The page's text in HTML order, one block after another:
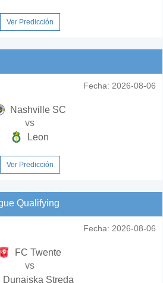
Ver Predicción
Fecha: 2026-08-06
Nashville SC
vs
Leon
Ver Predicción
Qualifying
Fecha: 2026-08-06
FC Twente
vs
Dunajska Streda